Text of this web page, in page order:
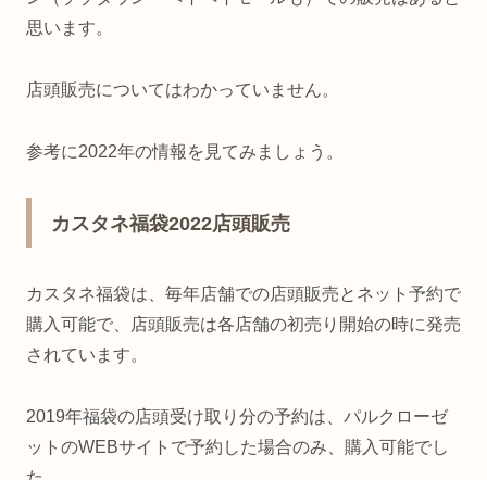
思います。
店頭販売についてはわかっていません。
参考に2022年の情報を見てみましょう。
カスタネ福袋2022店頭販売
カスタネ福袋は、毎年店舗での店頭販売とネット予約で
購入可能で、店頭販売は各店舗の初売り開始の時に発売
されています。
2019年福袋の店頭受け取り分の予約は、パルクローゼ
ットのWEBサイトで予約した場合のみ、購入可能でし